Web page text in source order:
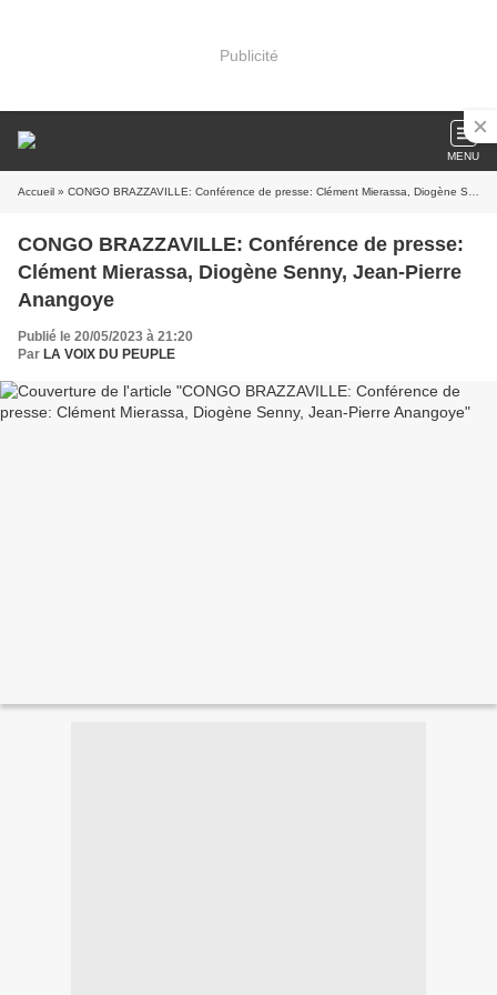
Publicité
MENU
Accueil » CONGO BRAZZAVILLE: Conférence de presse: Clément Mierassa, Diogène Senny, Jean-Pierre Anangoye
CONGO BRAZZAVILLE: Conférence de presse:
Clément Mierassa, Diogène Senny, Jean-Pierre
Anangoye
Publié le 20/05/2023 à 21:20
Par LA VOIX DU PEUPLE